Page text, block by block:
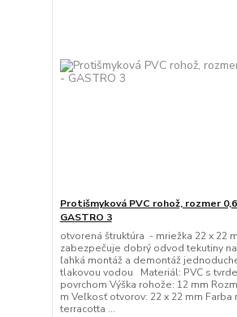
Protišmyková PVC rohož, rozmer
GASTRO 3
otvorená štruktúra - mriežka 22 x 22
zabezpečuje dobrý odvod tekutiny
ľahká montáž a demontáž
tlakovou vodou Materiál: PVC s
povrchom Výška rohože: 12 mm
m Veľkosť otvorov: 22 x 22 mm Farba
terracotta ...